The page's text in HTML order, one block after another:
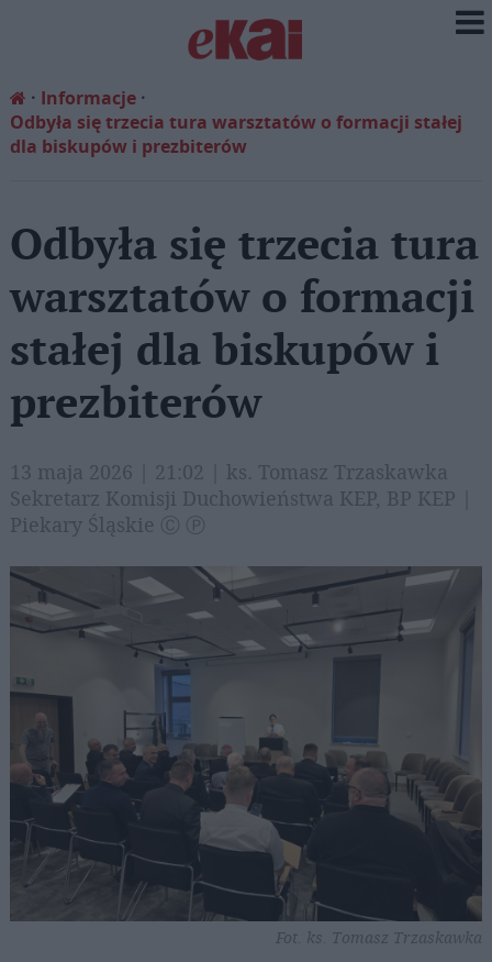
Informacje
Odbyła się trzecia tura warsztatów o formacji stałej
dla biskupów i prezbiterów
Odbyła się trzecia tura
warsztatów o formacji
stałej dla biskupów i
prezbiterów
13 maja 2026 | 21:02 | ks. Tomasz Trzaskawka
Sekretarz Komisji Duchowieństwa KEP, BP KEP |
Piekary Śląskie Ⓒ Ⓟ
Fot. ks. Tomasz Trzaskawka